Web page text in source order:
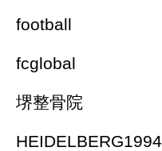
football
fcglobal
堺整骨院
HEIDELBERG1994